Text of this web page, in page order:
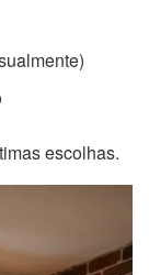
escolhas.